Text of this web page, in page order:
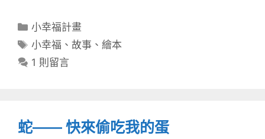
分
類
小幸福計畫
標
籤
小幸福 、故事 、繪本
1 則留言
蛇—— 快來偷吃我的蛋